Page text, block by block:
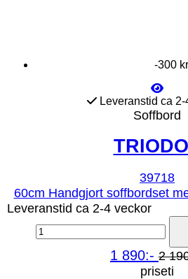
-300 kr
Leveranstid ca
Soffbord
39718
60cm Handgjort soffbordset
Leveranstid ca 2-4 veckor
1 890:- 2
priseti